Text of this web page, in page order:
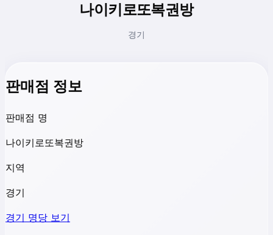
나이키로또복권방
경기
판매점 정보
판매점 명
나이키로또복권방
지역
경기
경기 명당 보기